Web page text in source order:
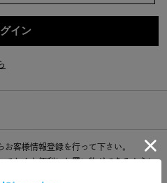
客様情報登録を行って下さい。
ておくと便利にお買い物ができるように